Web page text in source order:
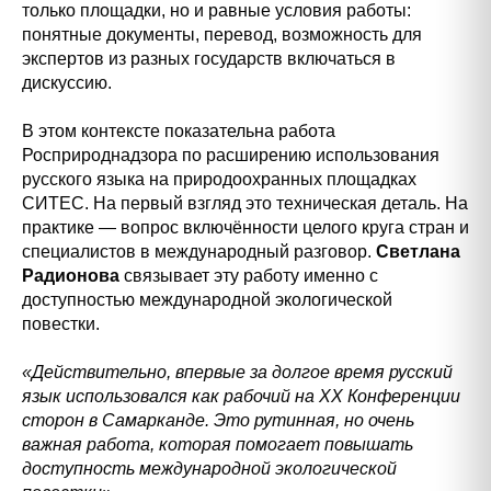
только площадки, но и равные условия работы:
понятные документы, перевод, возможность для
экспертов из разных государств включаться в
дискуссию.
В этом контексте показательна работа
Росприроднадзора по расширению использования
русского языка на природоохранных площадках
СИТЕС. На первый взгляд это техническая деталь. На
практике — вопрос включённости целого круга стран и
специалистов в международный разговор. Светлана
Радионова связывает эту работу именно с
доступностью международной экологической
повестки.
«Действительно, впервые за долгое время русский
язык использовался как рабочий на ХХ Конференции
сторон в Самарканде. Это рутинная, но очень
важная работа, которая помогает повышать
доступность международной экологической